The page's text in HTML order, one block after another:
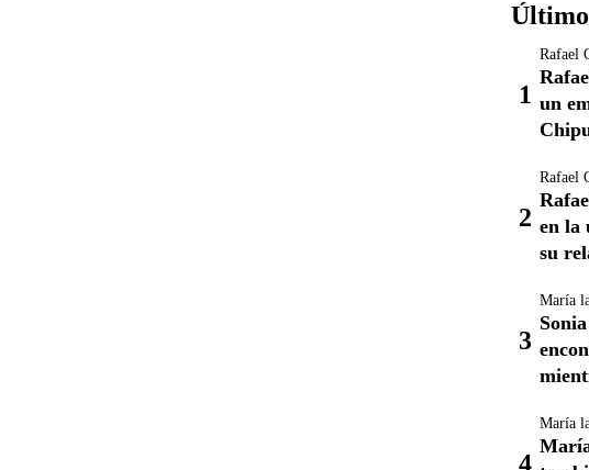
Rafael
un
Rafael
en la
su
María
María